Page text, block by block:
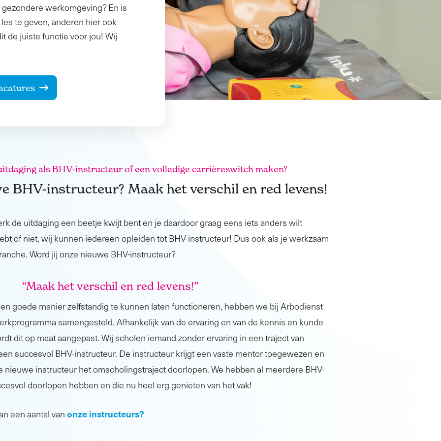
werkomgeving? En is
te geven, anderen hier ook
de juiste functie voor jou! Wij
als BHV-instructeur of een volledige carrièreswitch maken?
BHV-instructeur? Maak het verschil en red levens!
de uitdaging een beetje kwijt bent en je daardoor graag eens iets anders wilt
of niet, wij kunnen iedereen opleiden tot BHV-instructeur! Dus ook als je werkzaam
Word jij onze nieuwe BHV-instructeur?
“Maak het verschil en red levens!”
goede manier zelfstandig te kunnen laten functioneren, hebben we bij Arbodienst
samengesteld. Afhankelijk van de ervaring en van de kennis en kunde
dit op maat aangepast. Wij scholen iemand zonder ervaring in een traject van
succesvol BHV-instructeur. De instructeur krijgt een vaste mentor toegewezen en
nieuwe instructeur het omscholingstraject doorlopen. We hebben al meerdere BHV-
doorlopen hebben en die nu heel erg genieten van het vak!
een aantal van onze instructeurs?